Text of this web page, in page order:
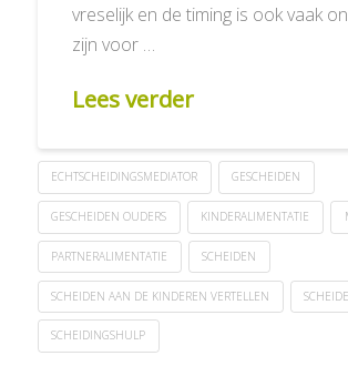
vreselijk en de timing is ook vaak
zijn voor …
Lees verder
ECHTSCHEIDINGSMEDIATOR GESCHEIDEN
GESCHEIDEN OUDERS KINDERALIMENTATIE
PARTNERALIMENTATIE SCHEIDEN
SCHEIDEN AAN DE KINDEREN VERTELLEN
SCHEIDINGSHULP